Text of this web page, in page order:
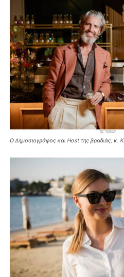
Ο Δημοσιογράφος και Host της βραδιάς, κ.